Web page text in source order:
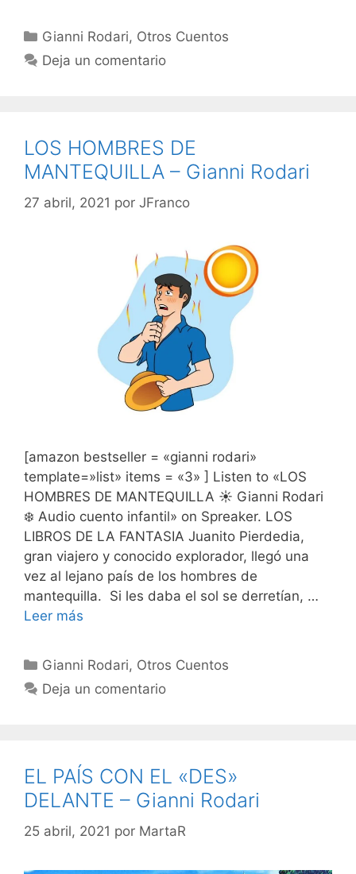
Categorías
Gianni Rodari, Otros Cuentos
Deja un comentario
LOS HOMBRES DE
MANTEQUILLA – Gianni Rodari
27 abril, 2021 por JFranco
[amazon bestseller = «gianni rodari»
template=»list» items = «3» ] Listen to «LOS
HOMBRES DE MANTEQUILLA ☀️ Gianni Rodari
❄️ Audio cuento infantil» on Spreaker. LOS
LIBROS DE LA FANTASIA Juanito Pierdedia,
gran viajero y conocido explorador, llegó una
vez al lejano país de los hombres de
mantequilla. Si les daba el sol se derretían, …
Leer más
Categorías
Gianni Rodari, Otros Cuentos
Deja un comentario
EL PAÍS CON EL «DES»
DELANTE – Gianni Rodari
25 abril, 2021 por MartaR